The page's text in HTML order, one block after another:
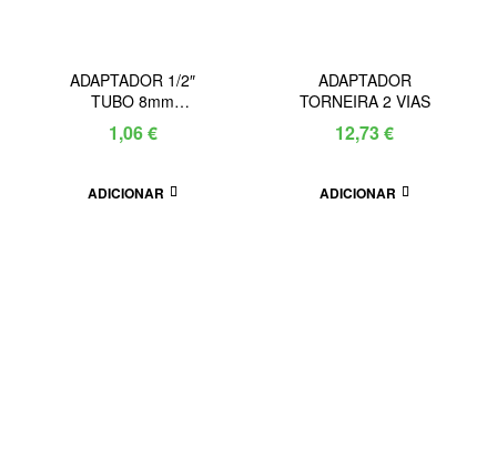
ADAPTADOR 1/2″
TUBO 8mm
P/TURBINETE
1,06€
ADICIONAR
ADAPTADOR
TORNEIRA 2 VIAS
12,73€
ADICIONAR